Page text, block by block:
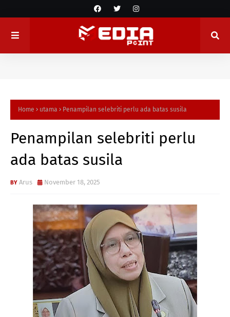
Home utama Penampilan selebriti perlu ada batas susila
Penampilan selebriti perlu
ada batas susila
Arus November 18, 2025